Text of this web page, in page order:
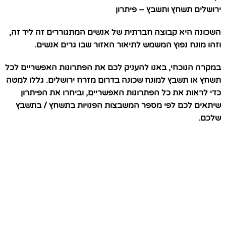
ירושלים תשחץ ותשבץ – פיתרון
השכונה היא קבוצה חברתית של אנשים המתגוררים זה ליד זה,
וזהו מונח נפוץ המשמש לתיאור האזור שבו גרים אנשים.
במקרה הנוכחי, באנו להעניק לכם את הפתרונות האפשריים לכל
תשחץ או תשבץ למונח שכונה בדרום מזרח ירושלים. גללו למטה
כדי לראות את כל הפתרונות האפשריים, וביחרו את הפיתרון
שיתאים לכם לפי מספר המשבצות הפנויות בתשחץ / בתשבץ
שלכם.